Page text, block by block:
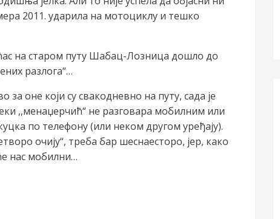
2011. ударила на мотоциклу и тешко
на старом путу Шабац-Лозница дошло до
разлога“…
оне који су свакодневно на путу, сада је
,,менаџерчић“ не разговара мобилним или
по телефону (или неком другом уређају).
очију“, треба бар шеснаесторо, јер, како
нас мобилни…